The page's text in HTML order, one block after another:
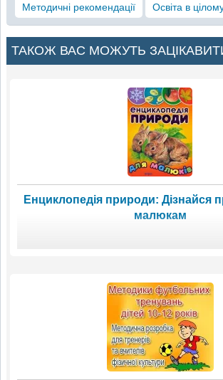
Методичні рекомендації Освіта в
ТАКОЖ ВАС МОЖУТЬ
Енциклопедія природи: Дізнайся
малюкам